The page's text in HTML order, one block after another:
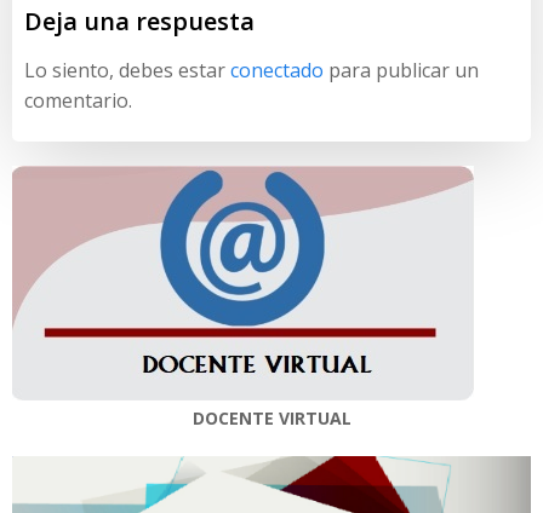
Deja una respuesta
Lo siento, debes estarconectado para publicar un
comentario.
DOCENTE VIRTUAL